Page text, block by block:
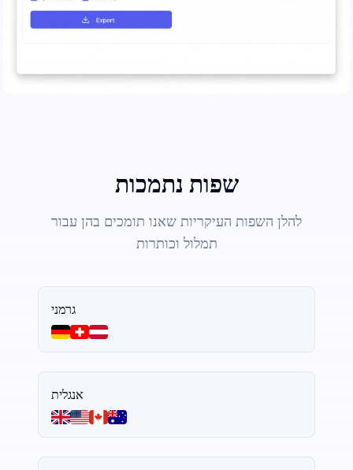
שפות נתמכות
להלן השפות העיקריות שאנו תומכים בהן עבור
תמלול וכותרות
גרמני
אנגלית